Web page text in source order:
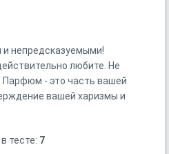
непредсказуемыми!
любите. Не
Парфюм - это часть вашей
вашей харизмы и
тесте: 7